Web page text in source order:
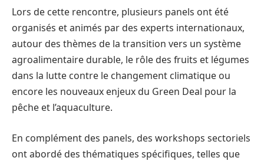
Lors de cette rencontre, plusieurs panels ont été
organisés et animés par des experts internationaux,
autour des thèmes de la transition vers un système
agroalimentaire durable, le rôle des fruits et légumes
dans la lutte contre le changement climatique ou
encore les nouveaux enjeux du Green Deal pour la
pêche et l’aquaculture.
En complément des panels, des workshops sectoriels
ont abordé des thématiques spécifiques, telles que